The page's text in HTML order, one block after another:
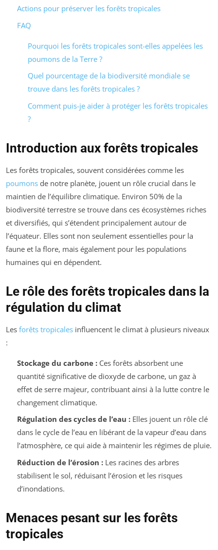
Actions pour préserver les forêts tropicales
FAQ
Pourquoi les forêts tropicales sont-elles appelées les
poumons de la Terre ?
Quel pourcentage de la biodiversité mondiale se
trouve dans les forêts tropicales ?
Comment puis-je aider à protéger les forêts tropicales
?
Introduction aux forêts tropicales
Les forêts tropicales, souvent considérées comme les
poumons de notre planète, jouent un rôle crucial dans le
maintien de l’équilibre climatique. Environ 50% de la
biodiversité terrestre se trouve dans ces écosystèmes riches
et diversifiés, qui s’étendent principalement autour de
l’équateur. Elles sont non seulement essentielles pour la
faune et la flore, mais également pour les populations
humaines qui en dépendent.
Le rôle des forêts tropicales dans la
régulation du climat
Les forêts tropicales influencent le climat à plusieurs niveaux
:
Stockage du carbone :Ces forêts absorbent une
quantité significative de dioxyde de carbone, un gaz à
effet de serre majeur, contribuant ainsi à la lutte contre le
changement climatique.
Régulation des cycles de l’eau :Elles jouent un rôle clé
dans le cycle de l’eau en libérant de la vapeur d’eau dans
l’atmosphère, ce qui aide à maintenir les régimes de pluie.
Réduction de l’érosion :Les racines des arbres
stabilisent le sol, réduisant l’érosion et les risques
d’inondations.
Menaces pesant sur les forêts
tropicales